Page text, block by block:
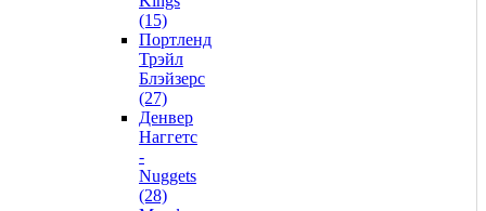
(15)
Портленд
Трэйл
Блэйзерс
(27)
Денвер
Наггетс
-
Nuggets
(28)